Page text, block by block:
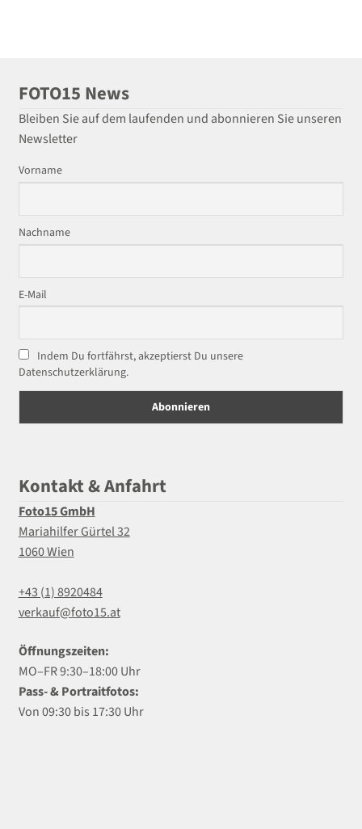
FOTO15 News
Bleiben Sie auf dem laufenden und abonnieren Sie unseren
Newsletter
Vorname
Nachname
E-Mail
Indem Du fortfährst, akzeptierst Du unsere
Datenschutzerklärung.
Kontakt & Anfahrt
Foto15 GmbH
Mariahilfer Gürtel 32
1060 Wien
+43 (1) 8920484
verkauf@foto15.at
Öffnungszeiten:
MO–FR 9:30–18:00 Uhr
Pass- & Portraitfotos:
Von 09:30 bis 17:30 Uhr